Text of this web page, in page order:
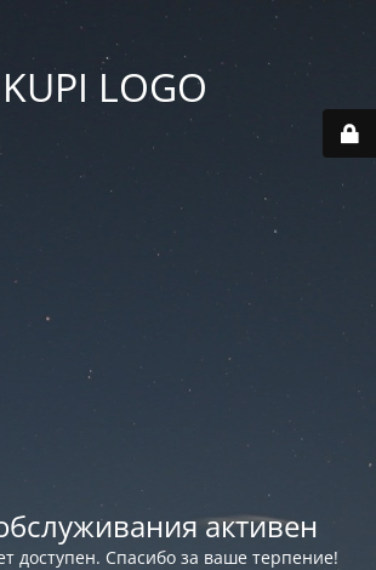
KUPI LOGO
активен
доступен. Спасибо за ваше терпение!